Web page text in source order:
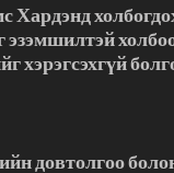
Хардэнд
эзэмшилтэй
хэрэгсэхгүй
довтолгоо